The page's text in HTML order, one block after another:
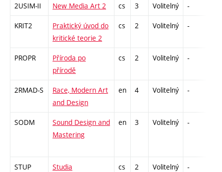
2USIM-II New Media Art 2 cs 3 Volitelný -
KRIT2
Praktický úvod do
kritické teorie 2
cs 2 Volitelný -
PROPR
Příroda po
přírodě
cs 2 Volitelný -
2RMAD-S
Race, Modern Art
and Design
en 4 Volitelný -
SODM
Sound Design and
Mastering
en 3 Volitelný -
STUP
Studia
cs 2 Volitelný -